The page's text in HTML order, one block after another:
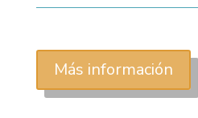
Más información